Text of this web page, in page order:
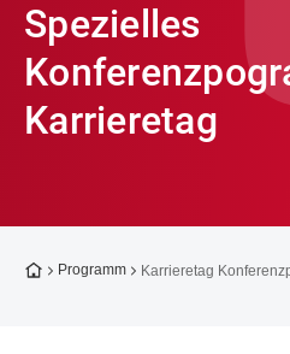
Spezielles
Karrieretag
Zur Startseite
Programm Karrieretag